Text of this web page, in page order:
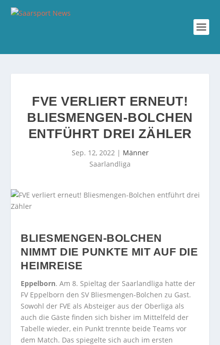
FVE VERLIERT ERNEUT!
BLIESMENGEN-BOLCHEN
ENTFÜHRT DREI ZÄHLER
Sep. 12, 2022| Männer
Saarlandliga
BLIESMENGEN-BOLCHEN
NIMMT DIE PUNKTE MIT AUF DIE
HEIMREISE
Eppelborn. Am 8. Spieltag der Saarlandliga hatte der
FV Eppelborn den SV Bliesmengen-Bolchen zu Gast.
Sowohl der FVE als Absteiger aus der Oberliga als
auch die Gäste finden sich bisher im Mittelfeld der
Tabelle wieder, ein Punkt trennte beide Teams vor
dem Match. Das spiegelte sich auch im ersten